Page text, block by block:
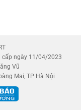
cấp ngày 11/04/2023
Vũ
Mai, TP Hà Nội